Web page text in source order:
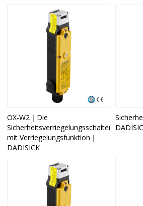
OX-W2｜Die
Sicherheitsverriegelungsschalter
mit Verriegelungsfunktion｜
DADISICK